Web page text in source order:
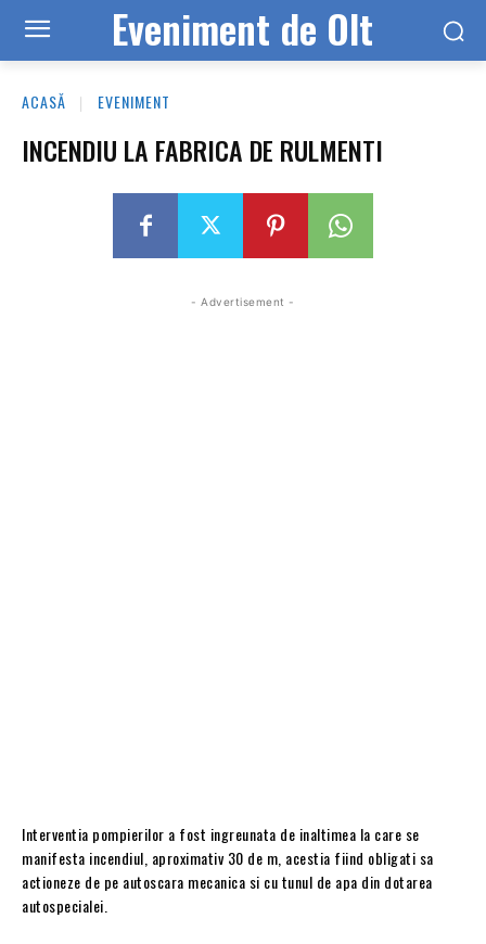
Eveniment de Olt
ACASĂ EVENIMENT
INCENDIU LA FABRICA DE RULMENTI
- Advertisement -
Interventia pompierilor a fost ingreunata de inaltimea la care se
manifesta incendiul, aproximativ 30 de m, acestia fiind obligati sa
actioneze de pe autoscara mecanica si cu tunul de apa din dotarea
autospecialei.